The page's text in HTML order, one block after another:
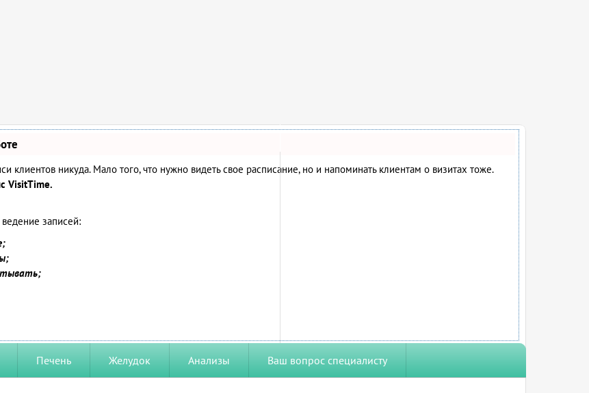
клиентов никуда. Мало того, что нужно видеть свое расписание, но и напоминать клиентам о визитах тоже.
VisitTime.
записей:
Печень Желудок Анализы Ваш вопрос специалисту